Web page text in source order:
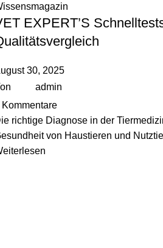
EXPERT’S
30, 2025
admin
Kommentare
richtige Diagnose in der
von Haustieren und